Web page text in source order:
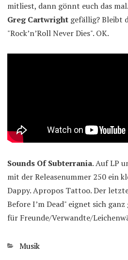
mitliest, dann gönnt euch das
Greg Cartwright gefällig? Bleibt
"Rock’n’Roll Never Dies". OK.
Sounds Of Subterrania. Auf LP
mit der Releasenummer 250 ein
Dappy. Apropos Tattoo. Der
Before I’m Dead" eignet sich
für Freunde/Verwandte/
Kategorien
Musik